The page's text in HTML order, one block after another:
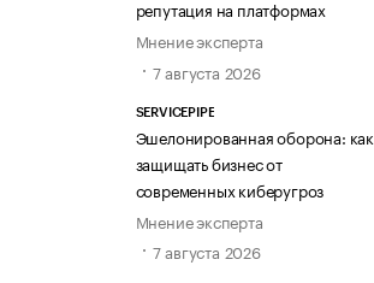
репутация на платформах
Мнение эксперта
7 августа 2026
SERVICEPIPE
Эшелонированная оборона: как
защищать бизнес от
современных киберугроз
Мнение эксперта
7 августа 2026